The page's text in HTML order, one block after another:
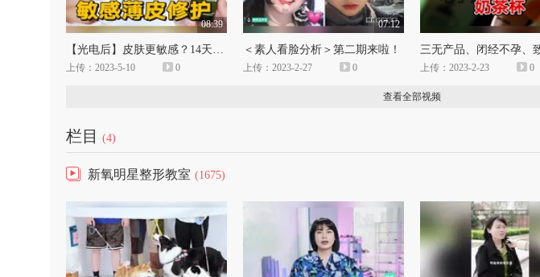
08:39
【光电后】皮肤更敏感？14天精华实测，薄皮修护的正确打开方式！
上传：2023-5-10 0
07:12
＜素人看脸分析＞第二期来啦！
上传：2023-2-27 0 上传：2023-2-23 0
查看全部视频
栏目 (4)
新氧明星整形教室 (1675)